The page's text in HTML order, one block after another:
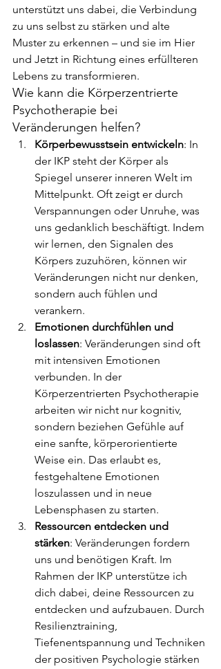
unterstützt uns dabei, die Verbindung
zu uns selbst zu stärken und alte
Muster zu erkennen – und sie im Hier
und Jetzt in Richtung eines erfüllteren
Lebens zu transformieren.
Wie kann die Körperzentrierte
Psychotherapie bei
Veränderungen helfen?
Körperbewusstsein entwickeln: In
der IKP steht der Körper als
Spiegel unserer inneren Welt im
Mittelpunkt. Oft zeigt er durch
Verspannungen oder Unruhe, was
uns gedanklich beschäftigt. Indem
wir lernen, den Signalen des
Körpers zuzuhören, können wir
Veränderungen nicht nur denken,
sondern auch fühlen und
verankern.
Emotionen durchfühlen und
loslassen: Veränderungen sind oft
mit intensiven Emotionen
verbunden. In der
Körperzentrierten Psychotherapie
arbeiten wir nicht nur kognitiv,
sondern beziehen Gefühle auf
eine sanfte, körperorientierte
Weise ein. Das erlaubt es,
festgehaltene Emotionen
loszulassen und in neue
Lebensphasen zu starten.
Ressourcen entdecken und
stärken: Veränderungen fordern
uns und benötigen Kraft. Im
Rahmen der IKP unterstütze ich
dich dabei, deine Ressourcen zu
entdecken und aufzubauen. Durch
Resilienztraining,
Tiefenentspannung und Techniken
der positiven Psychologie stärken